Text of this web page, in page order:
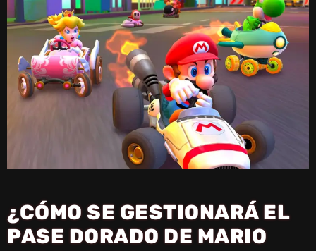
¿CÓMO SE GESTIONARÁ EL
PASE DORADO DE MARIO